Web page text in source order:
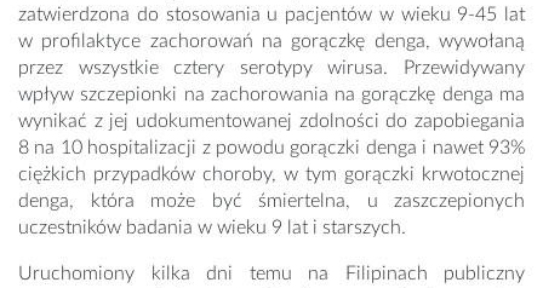
zatwierdzona do stosowania u pacjentów w wieku 9-45 lat
w profilaktyce zachorowań na gorączkę denga, wywołaną
przez wszystkie cztery serotypy wirusa. Przewidywany
wpływ szczepionki na zachorowania na gorączkę denga ma
wynikać z jej udokumentowanej zdolności do zapobiegania
8 na 10 hospitalizacji z powodu gorączki denga i nawet 93%
ciężkich przypadków choroby, w tym gorączki krwotocznej
denga, która może być śmiertelna, u zaszczepionych
uczestników badania w wieku 9 lat i starszych.
Uruchomiony kilka dni temu na Filipinach publiczny